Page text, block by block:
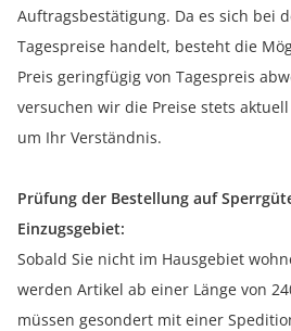
Auftragsbestätigung. Da es sich bei
Tagespreise handelt, besteht die
Preis geringfügig von Tagespreis
versuchen wir die Preise stets
um Ihr Verständnis.
Prüfung der Bestellung auf
Einzugsgebiet:
Sobald Sie nicht im Hausgebiet
werden Artikel ab einer Länge von
müssen gesondert mit einer